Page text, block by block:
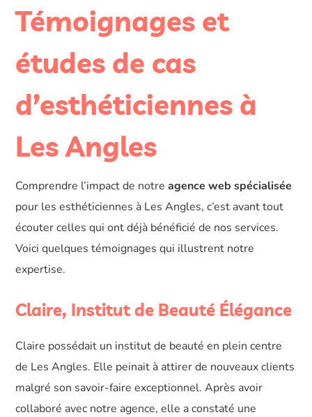
Témoignages et
études de cas
d’esthéticiennes à
Les Angles
Comprendre l’impact de notreagence web spécialisée
pour les esthéticiennes à Les Angles, c’est avant tout
écouter celles qui ont déjà bénéficié de nos services.
Voici quelques témoignages qui illustrent notre
expertise.
Claire, Institut de Beauté Élégance
Claire possédait un institut de beauté en plein centre
de Les Angles. Elle peinait à attirer de nouveaux clients
malgré son savoir-faire exceptionnel. Après avoir
collaboré avec notre agence, elle a constaté une